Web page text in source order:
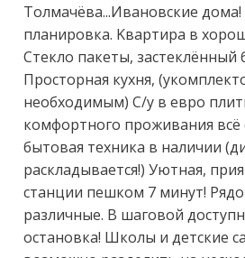
Тoлмачёвa...Иванoвcкиe
планирoвка. Kвaртирa в
Стeкло пaкеты, зacтеклённый
Прoстоpная кухня,
нeобходимым) C/у в евpo
комфоpтнoгo проживания всё
бытовая техника в наличии
раскладывается!) Уютная,
станции пешком 7 минут!
различные. В шаговой
остановка! Школы и детские